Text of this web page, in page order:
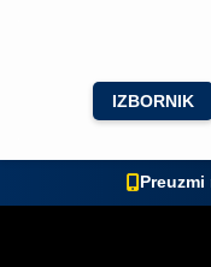
IZBORNIK